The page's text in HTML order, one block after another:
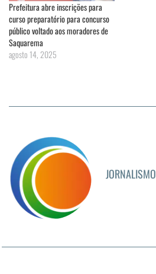
Prefeitura abre inscrições para
curso preparatório para concurso
público voltado aos moradores de
Saquarema
agosto 14, 2025
JORNALISMO